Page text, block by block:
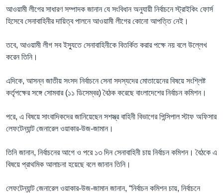
আওয়ামী লীগের সাধারণ সম্পাদক জানান যে সংবিধান অনুযায়ী নির্বাচনে স্ট্রাইকিং ফোর্স
হিসেবে সেনাবাহিনীর দায়িত্ব পালনে আওয়ামী লীগের কোনো আপত্তি নেই।
তবে, আওয়ামী লীগ সব ইস্যুতে সেনাবাহিনীকে বিতর্কিত করার পক্ষে নয় বলে উল্লেখ
করেন তিনি।
এদিকে, আসন্ন জাতীয় সংসদ নির্বাচনে সেনা সদস্যদের মোতায়েনের বিষয়ে সংশ্লিষ্ট
কর্তৃপক্ষের সঙ্গে সোমবার (১১ ডিসেম্বর) বৈঠক করেছে বাংলাদেশের নির্বাচন কমিশন।
পরে, এ বিষয়ে সাংবাদিকদের জানিয়েছেন সশস্ত্র বাহিনী বিভাগের পিন্সিপাল স্টাফ অফিসার
লেফটেন্যান্ট জেনারেল ওয়াকার-উজ-জামান।
তিনি জানান, নির্বাচনের আগে ও পরে ১৩ দিন সেনাবাহিনী চায় নির্বাচন কমিশন। বৈঠকে এ
বিষয়ে প্রাথমিক আলাচনা হয়েছে বলে জানান তিনি।
লেফটেন্যান্ট জেনারেল ওয়াকার-উজ-জামান জানান, “নির্বাচন কমিশন চায়, নির্বাচনে